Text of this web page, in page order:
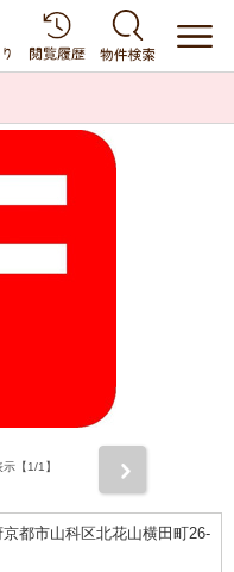
示【1/1】
都市山科区北花山横田町26-